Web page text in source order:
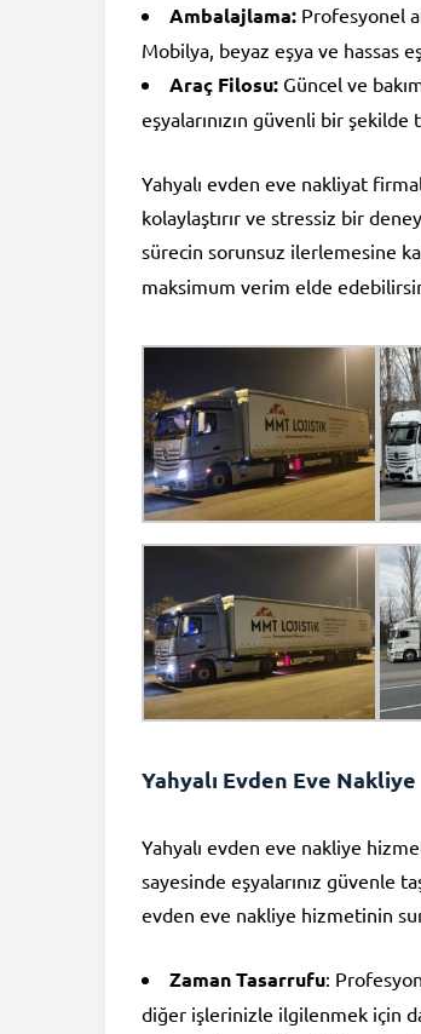
Ambalajlama: Profesyonel
Mobilya, beyaz eşya ve hassas
Araç Filosu: Güncel ve
eşyalarınızın güvenli bir şekilde
Yahyalı evden eve nakliyat
kolaylaştırır ve stressiz bir
sürecin sorunsuz ilerlemesine
maksimum verim elde
Yahyalı Evden Eve Nakliye
Yahyalı evden eve nakliye
sayesinde eşyalarınız güvenle
evden eve nakliye hizmetinin
Zaman Tasarrufu:
diğer işlerinizle ilgilenmek için